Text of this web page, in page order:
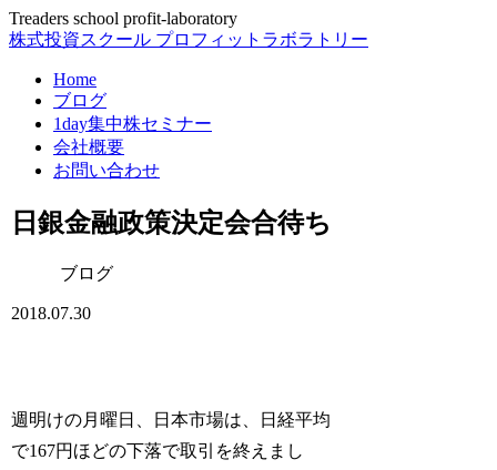
Treaders school profit-laboratory
株式投資スクール プロフィットラボラトリー
Home
ブログ
1day集中株セミナー
会社概要
お問い合わせ
日銀金融政策決定会合待ち
ブログ
2018.07.30
週明けの月曜日、日本市場は、日経平均
で167円ほどの下落で取引を終えまし